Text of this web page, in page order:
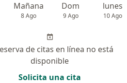
Mañana
8 Ago
Dom
9 Ago
lunes
10 Ago
de citas en línea no está
disponible
Solicita una cita